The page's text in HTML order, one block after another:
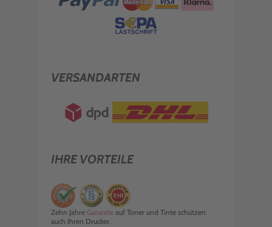
VERSANDARTEN
IHRE VORTEILE
Zehn Jahre Garantie auf Toner und Tinte schützen
auch Ihren Drucker.